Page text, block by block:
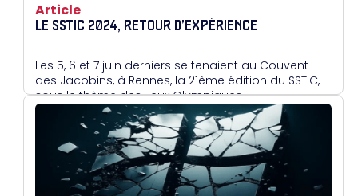
Article
LE SSTIC 2024, RETOUR D’EXPÉRIENCE
Les 5, 6 et 7 juin derniers se tenaient au Couvent
des Jacobins, à Rennes, la 21ème édition du SSTIC,
sous le thème des Jeux Olympiques.